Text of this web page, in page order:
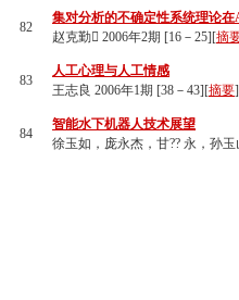
82
集对分析的不确定性系统理论在
赵克勤 2006年2期 [16－25][摘
83
人工心理与人工情感
王志良 2006年1期 [38－43][摘要
84
智能水下机器人技术展望
徐玉如，庞永杰，甘?? 永，孙